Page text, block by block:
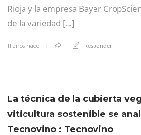
Rioja y la empresa Bayer
de la variedad […]
11 años hace Responder
La técnica de la cubierta
viticultura sostenible se
Tecnovino : Tecnovino